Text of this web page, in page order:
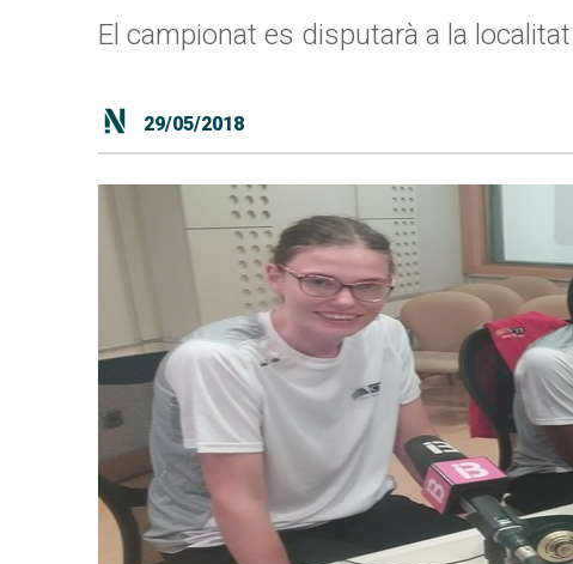
El campionat es disputarà a la
29/05/2018